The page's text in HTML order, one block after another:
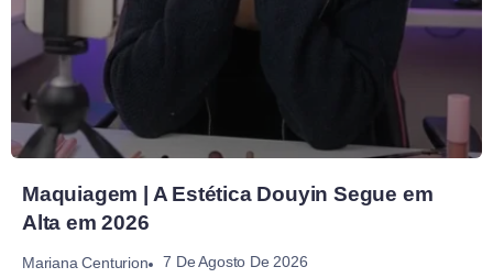
Maquiagem | A Estética Douyin Segue em
Alta em 2026
Mariana Centurion 7 De Agosto De 2026